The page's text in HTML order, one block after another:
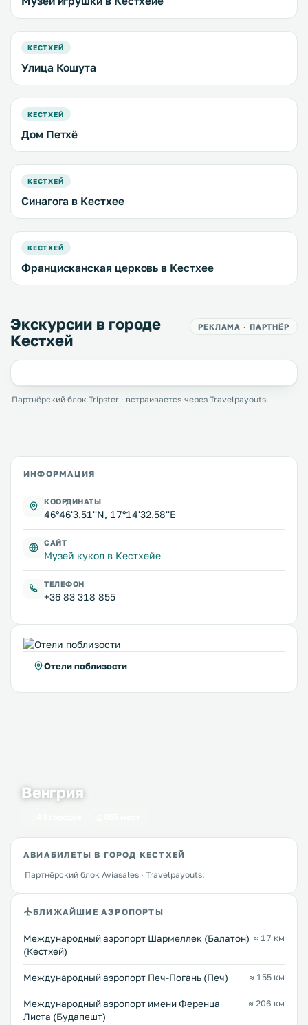
КЕСТХЕЙ
Улица Кошута
КЕСТХЕЙ
Дом Петхё
КЕСТХЕЙ
Синагога в Кестхее
КЕСТХЕЙ
Францисканская церковь в Кестхее
Экскурсии в городе
Кестхей
РЕКЛАМА · ПАРТНЁР
Партнёрский блок Tripster · встраивается через Travelpayouts.
ИНФОРМАЦИЯ
КООРДИНАТЫ
46°46'3.51''N, 17°14'32.58''E
САЙТ
Музей кукол в Кестхейе
ТЕЛЕФОН
+36 83 318 855
Отели поблизости
Венгрия
АВИАБИЛЕТЫ В ГОРОД КЕСТХЕЙ
Партнёрский блок Aviasales · Travelpayouts.
БЛИЖАЙШИЕ АЭРОПОРТЫ
Международный аэропорт Шармеллек (Балатон)
(Кестхей)
≈ 17 км
Международный аэропорт Печ-Погань (Печ) ≈ 155 км
Международный аэропорт имени Ференца
Листа (Будапешт)
≈ 206 км